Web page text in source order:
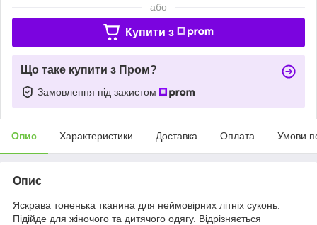
або
Купити з
Що таке купити з Пром?
Замовлення під захистом
Опис Характеристики Доставка Оплата Умови
Опис
Яскрава тоненька тканина для неймовірних літніх суконь.
Підійде для жіночого та дитячого одягу. Відрізняється